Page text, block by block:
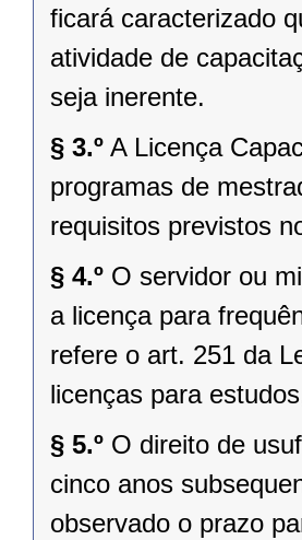
ficará caracterizado
atividade de
seja inerente.
§ 3.º A Licença
programas de
requisitos previstos
§ 4.º O servidor ou
a licença para
refere o art. 251 da
licenças para
§ 5.º O direito de
cinco anos
observado o prazo